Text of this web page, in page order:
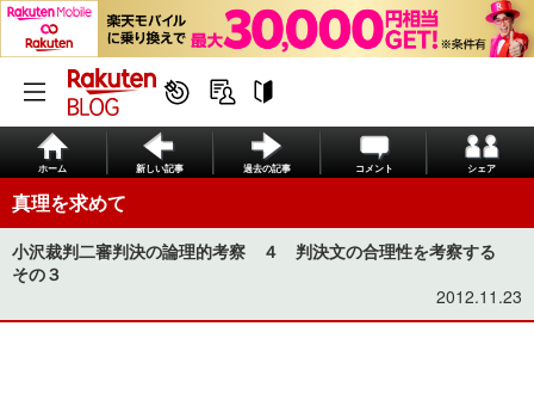
ホーム 新しい記事 過去の記事 コメント シェア
真理を求めて
小沢裁判二審判決の論理的考察 ４ 判決文の合理性を考察する
その３
2012.11.23